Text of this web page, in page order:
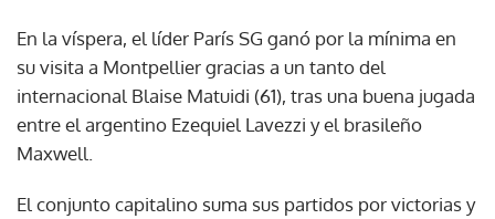
En la víspera, el líder París SG ganó por la mínima en
su visita a Montpellier gracias a un tanto del
internacional Blaise Matuidi (61), tras una buena jugada
entre el argentino Ezequiel Lavezzi y el brasileño
Maxwell.
El conjunto capitalino suma sus partidos por victorias y